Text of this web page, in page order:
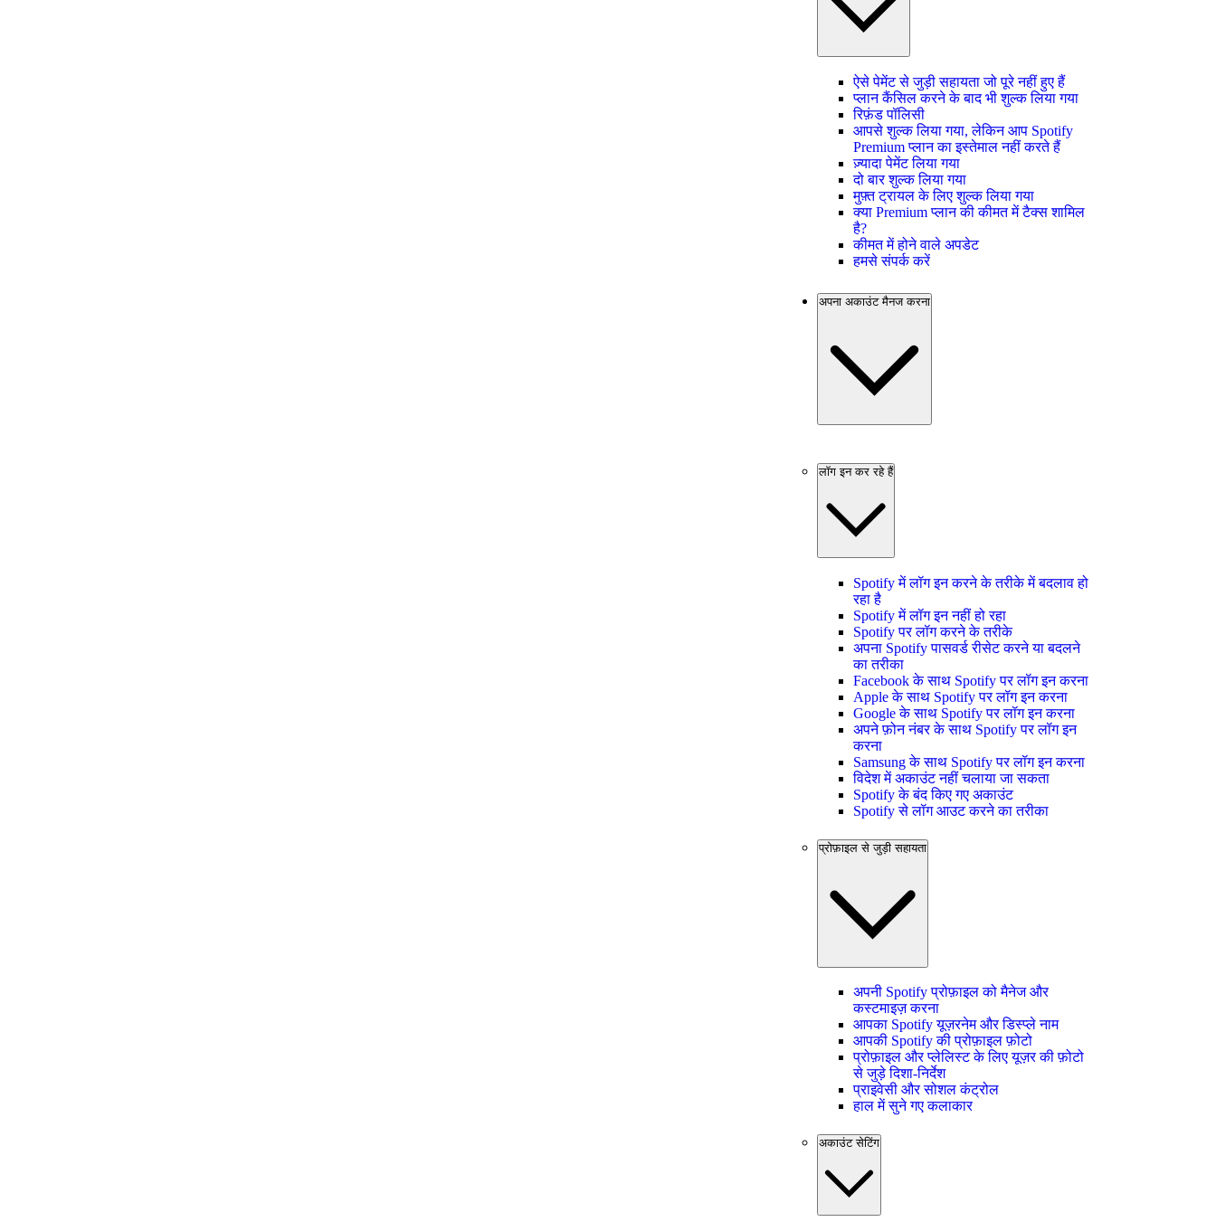
ऐसे पेमेंट से जुड़ी सहायता जो पूरे नहीं हुए हैं
प्लान कैंसिल करने के बाद भी शुल्क लिया गया
रिफ़ंड पॉलिसी
आपसे शुल्क लिया गया, लेकिन आप Spotify
Premium प्लान का इस्तेमाल नहीं करते हैं
ज़्यादा पेमेंट लिया गया
दो बार शुल्क लिया गया
मुफ़्त ट्रायल के लिए शुल्क लिया गया
क्या Premium प्लान की कीमत में टैक्स शामिल
है?
कीमत में होने वाले अपडेट
हमसे संपर्क करें
अपना अकाउंट मैनज करना
लॉग इन कर रहे हैं
Spotify में लॉग इन करने के तरीके में बदलाव हो
रहा है
Spotify में लॉग इन नहीं हो रहा
Spotify पर लॉग करने के तरीके
अपना Spotify पासवर्ड रीसेट करने या बदलने
का तरीका
Facebook के साथ Spotify पर लॉग इन करना
Apple के साथ Spotify पर लॉग इन करना
Google के साथ Spotify पर लॉग इन करना
अपने फ़ोन नंबर के साथ Spotify पर लॉग इन
करना
Samsung के साथ Spotify पर लॉग इन करना
विदेश में अकाउंट नहीं चलाया जा सकता
Spotify के बंद किए गए अकाउंट
Spotify से लॉग आउट करने का तरीका
प्रोफ़ाइल से जुड़ी सहायता
अपनी Spotify प्रोफ़ाइल को मैनेज और
कस्टमाइज़ करना
आपका Spotify यूज़रनेम और डिस्प्ले नाम
आपकी Spotify की प्रोफ़ाइल फ़ोटो
प्रोफ़ाइल और प्लेलिस्ट के लिए यूज़र की फ़ोटो
से जुड़े दिशा-निर्देश
प्राइवेसी और सोशल कंट्रोल
हाल में सुने गए कलाकार
अकाउंट सेटिंग